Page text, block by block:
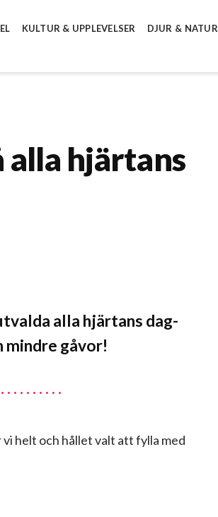
KULTUR & UPPLEVELSER
DJUR & NATUR
alla hjärtans
alla hjärtans dag-
mindre gåvor!
helt och hållet valt att fylla med